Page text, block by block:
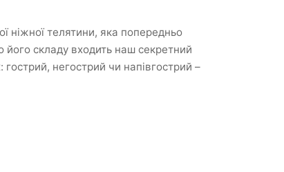
ніжної телятини, яка попередньо
його складу входить наш секретний
гострий, негострий чи напівгострий –